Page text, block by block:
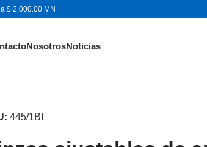
$ 2,000.00 MN
NosotrosNoticias
445/1BI